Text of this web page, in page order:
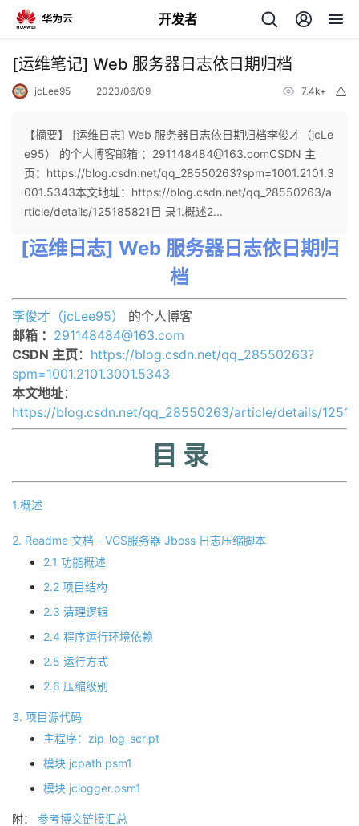
开发者
返
个
页
开
发
者
我
博
客
的
论
我
的
子
我
直
播
的
活
我
的
注
的
开
发
者
堂
我
程
认
的
验
我
收
我
的
Programs
我
的
支
我
的
术
我
云
[运维笔记] Web 服务器日志依日期归档
jcLee95 2023/06/09 7.4k+
【摘要】 [运维日志] Web 服务器日志依日期归档李俊才（jcLe
e95） 的个人博客邮箱 ：291148484@163.comCSDN 主
页：https://blog.csdn.net/qq_28550263?spm=1001.2101.3
001.5343本文地址：https://blog.csdn.net/qq_28550263/a
rticle/details/125185821目 录1.概述2...
[运维日志] Web 服务器日志依日期归
档
李俊才（jcLee95）
的个人博客
邮箱 ： 291148484@163.com
CSDN 主页： https://blog.csdn.net/qq_28550263?
spm=1001.2101.3001.5343
本文地址：
https://blog.csdn.net/qq_28550263/article/details/
目 录
1.概述
2. Readme 文档 - VCS服务器 Jboss 日志压缩脚本
2.1 功能概述
2.2 项目结构
2.3 清理逻辑
2.4 程序运行环境依赖
2.5 运行方式
2.6 压缩级别
3. 项目源代码
主程序：zip_log_script
模块 jcpath.psm1
模块 jclogger.psm1
附： 参考博文链接汇总